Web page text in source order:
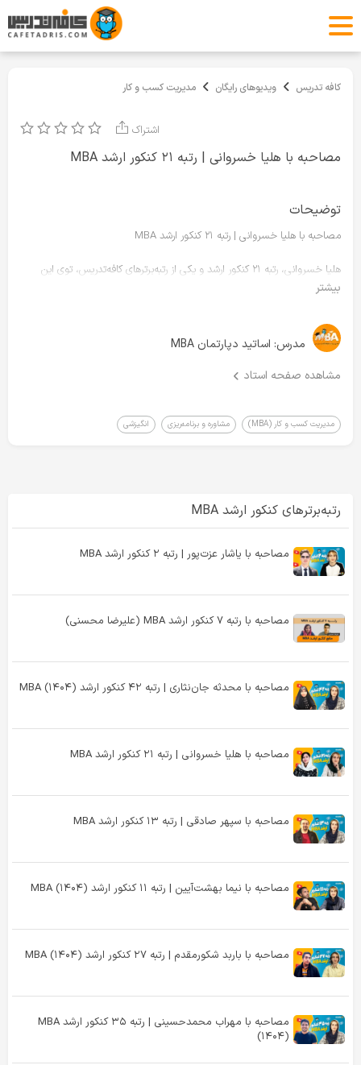
کافه تدریس ویدیوهای رایگان مدیریت کسب و کار
مصاحبه با هلیا خسروانی | رتبه ۲۱ کنکور ارشد MBA
اشتراک
توضیحات
مصاحبه با هلیا خسروانی | رتبه ۲۱ کنکور ارشد MBA
هلیا خسروانی، رتبه ۲۱ کنکور ارشد و یکی از رتبه‌برترهای کافه‌تدریس، توی این
ویدیو از تجربه واقعی خودش در سال کنکور می‌گه؛
وبینارهای کافه‌تدریس، مدیریت استرس، تست‌زنی و معیارهای انتخاب رشته.
اگه قصد داری برای کنکور ارشد بخونی، کافه‌تدریس بر اساس تجربه‌ی هزاران
رتبه‌برتر، یه مسیر دقیق و قابل اجرا برات طراحی کرده.
بیشتر
مدرس: اساتید دپارتمان MBA
مشاهده صفحه استاد
مدیریت کسب و کار (MBA) مشاوره و برنامه‌ریزی انگیزشی
رتبه‌برترهای کنکور ارشد MBA
مصاحبه با یاشار عزت‌پور | رتبه ۲ کنکور ارشد MBA
مصاحبه با رتبه ۷ کنکور ارشد MBA (علیرضا محسنی)
مصاحبه با محدثه جان‌نثاری | رتبه ۴۲ کنکور ارشد MBA (۱۴۰۴)
مصاحبه با هلیا خسروانی | رتبه ۲۱ کنکور ارشد MBA
مصاحبه با سپهر صادقی | رتبه ۱۳ کنکور ارشد MBA
مصاحبه با نیما بهشت‌آیین | رتبه ۱۱ کنکور ارشد MBA (۱۴۰۴)
مصاحبه با باربد شکورمقدم | رتبه ۲۷ کنکور ارشد MBA (۱۴۰۴)
مصاحبه با مهراب محمدحسینی | رتبه ۳۵ کنکور ارشد MBA
(۱۴۰۴)